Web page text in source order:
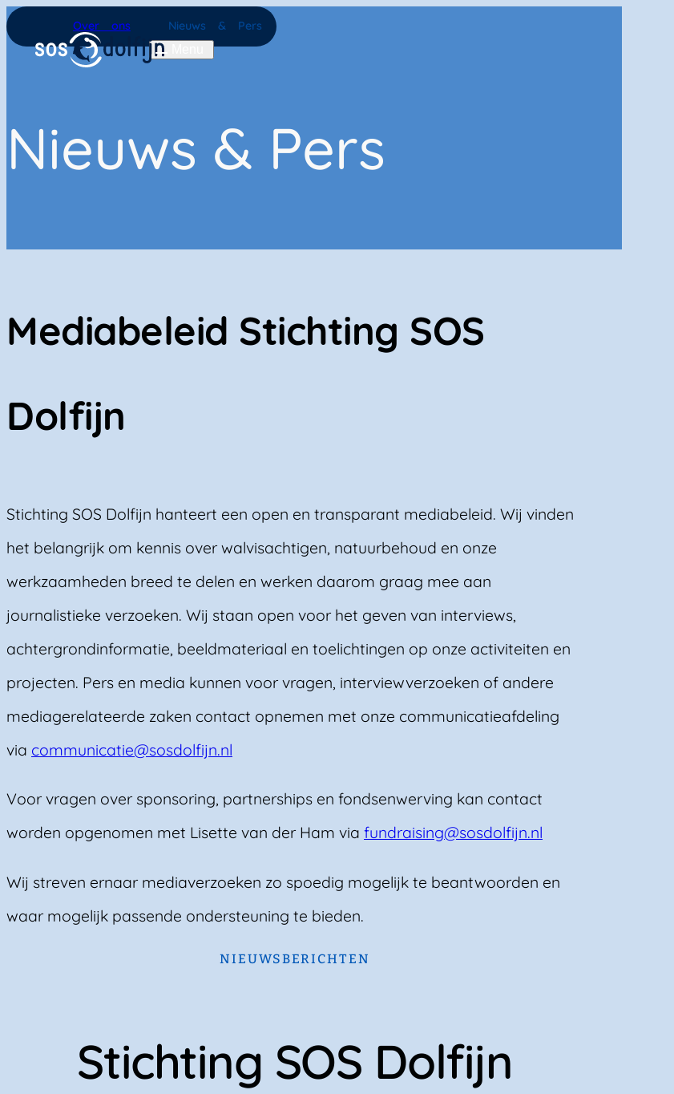
Over ons Nieuws & Pers
Nieuws & Pers
Mediabeleid Stichting SOS
Dolfijn
Stichting SOS Dolfijn hanteert een open en transparant mediabeleid. Wij vinden
het belangrijk om kennis over walvisachtigen, natuurbehoud en onze
werkzaamheden breed te delen en werken daarom graag mee aan
journalistieke verzoeken. Wij staan open voor het geven van interviews,
achtergrondinformatie, beeldmateriaal en toelichtingen op onze activiteiten en
projecten. Pers en media kunnen voor vragen, interviewverzoeken of andere
mediagerelateerde zaken contact opnemen met onze communicatieafdeling
via communicatie@sosdolfijn.nl
Voor vragen over sponsoring, partnerships en fondsenwerving kan contact
worden opgenomen met Lisette van der Ham via fundraising@sosdolfijn.nl
Wij streven ernaar mediaverzoeken zo spoedig mogelijk te beantwoorden en
waar mogelijk passende ondersteuning te bieden.
NIEUWSBERICHTEN
Stichting SOS Dolfijn